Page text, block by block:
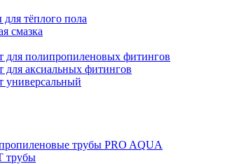
для тёплого пола
смазка
для полипропиленовых фитингов
для аксиальных фитингов
универсальный
трубы PRO AQUA
трубы